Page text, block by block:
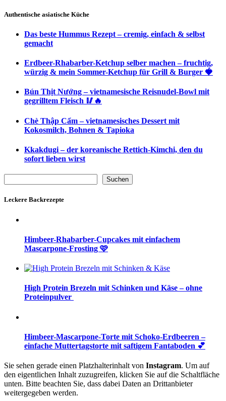
Authentische asiatische Küche
Das beste Hummus Rezept – cremig, einfach & selbst
gemacht
Erdbeer-Rhabarber-Ketchup selber machen – fruchtig,
würzig & mein Sommer-Ketchup für Grill & Burger 🍓
Bún Thịt Nướng – vietnamesische Reisnudel-Bowl mit
gegrilltem Fleisch 🥢🔥
Chè Thập Cẩm – vietnamesisches Dessert mit
Kokosmilch, Bohnen & Tapioka
Kkakdugi – der koreanische Rettich-Kimchi, den du
sofort lieben wirst
Suchen
Leckere Backrezepte
Himbeer-Rhabarber-Cupcakes mit einfachem
Mascarpone-Frosting 🩷
High Protein Brezeln mit Schinken und Käse – ohne
Proteinpulver
Himbeer-Mascarpone-Torte mit Schoko-Erdbeeren –
einfache Muttertagstorte mit saftigem Fantaboden 💕
Sie sehen gerade einen Platzhalterinhalt von Instagram. Um auf
den eigentlichen Inhalt zuzugreifen, klicken Sie auf die Schaltfläche
unten. Bitte beachten Sie, dass dabei Daten an Drittanbieter
weitergegeben werden.